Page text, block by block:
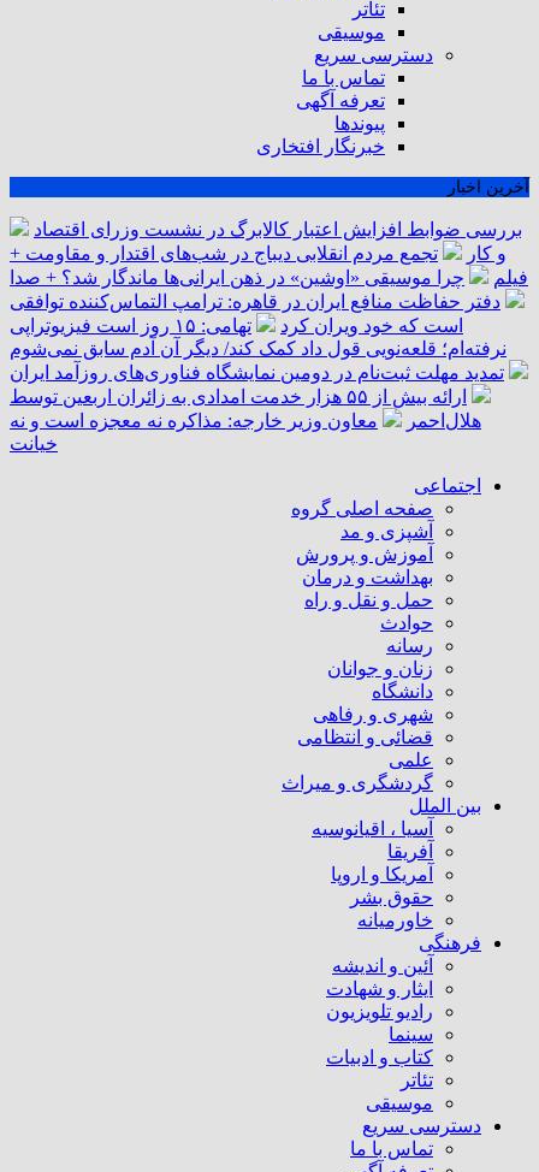
تئاتر
موسیقی
دسترسی سریع
تماس با ما
تعرفه آگهی
پیوندها
خبرنگار افتخاری
آخرین اخبار
بررسی ضوابط افزایش اعتبار کالابرگ در نشست وزرای اقتصاد
و کار
تجمع مردم انقلابی دیباج در شب‌های اقتدار و مقاومت +
فیلم
چرا موسیقی «اوشین» در ذهن ایرانی‌ها ماندگار شد؟ + صدا
دفتر حفاظت منافع ایران در قاهره: ترامپ التماس‌کننده توافقی
است که خود ویران کرد
تهامی: ۱۵ روز است فیزیوتراپی
نرفته‌ام؛ قلعه‌نویی قول داد کمک کند/ دیگر آن آدم سابق نمی‌شوم
تمدید مهلت ثبت‌نام در دومین نمایشگاه فناوری‌های روزآمد ایران
ارائه بیش از ۵۵ هزار خدمت امدادی به زائران اربعین توسط
هلال‌احمر
معاون وزیر خارجه: مذاکره نه معجزه است و نه
خیانت
اجتماعی
صفحه اصلی گروه
آشپزی و مد
آموزش و پرورش
بهداشت و درمان
حمل و نقل و راه
حوادث
رسانه
زنان و جوانان
دانشگاه
شهری و رفاهی
قضائی و انتظامی
علمی
گردشگری و میراث
بین الملل
آسیا ، اقیانوسیه
آفریقا
آمریکا و اروپا
حقوق بشر
خاورمیانه
فرهنگی
آئین و اندیشه
ایثار و شهادت
رادیو تلویزیون
سینما
کتاب و ادبیات
تئاتر
موسیقی
دسترسی سریع
تماس با ما